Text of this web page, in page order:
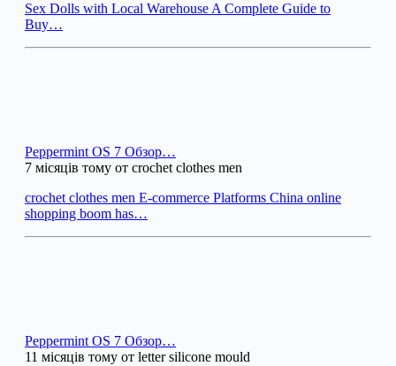
Sex Dolls with Local Warehouse A Complete Guide to
Buy…
Peppermint OS 7 Обзор…
7 місяців тому от crochet clothes men
crochet clothes men E-commerce Platforms China online
shopping boom has…
Peppermint OS 7 Обзор…
11 місяців тому от letter silicone mould